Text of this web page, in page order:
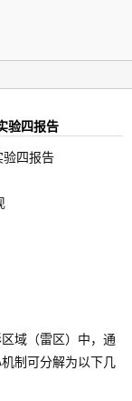
验四报告
四报告
域（雷区）中，通
制可分解为以下几